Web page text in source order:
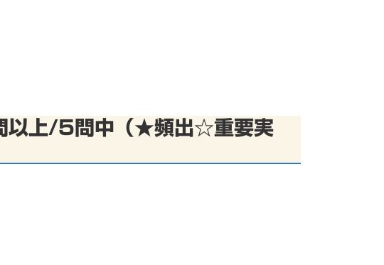
以上/5問中（★頻出☆重要実